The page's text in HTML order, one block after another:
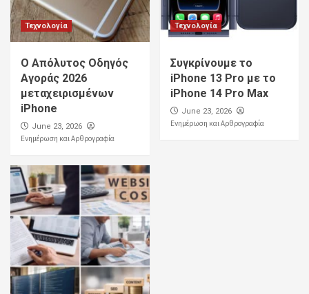
Τεχνολογία
Ο Απόλυτος Οδηγός
Αγοράς 2026
μεταχειρισμένων
iPhone
June 23, 2026
Ενημέρωση και Αρθρογραφία
Τεχνολογία
Συγκρίνουμε το
iPhone 13 Pro με το
iPhone 14 Pro Max
June 23, 2026
Ενημέρωση και Αρθρογραφία